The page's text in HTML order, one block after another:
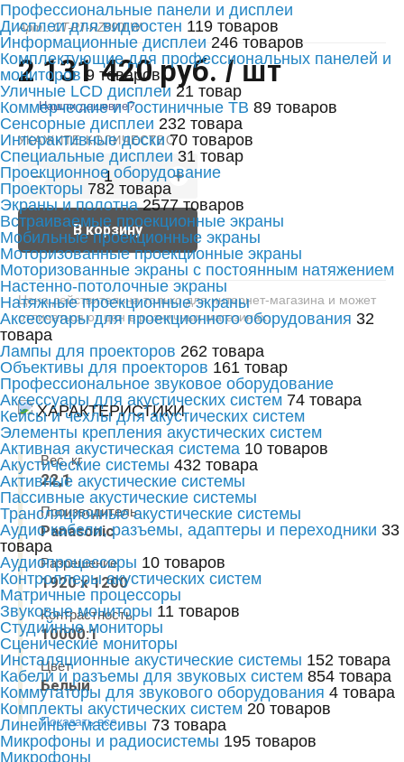
Профессиональные панели и дисплеи
Дисплеи для видеостен 119 товаров
Информационные дисплеи 246 товаров
Комплектующие для профессиональных панелей и
мониторов 9 товаров
Уличные LCD дисплеи 21 товар
Коммерческие и Гостиничные ТВ 89 товаров
Сенсорные дисплеи 232 товара
Интерактивные доски 70 товаров
Специальные дисплеи 31 товар
Проекционное оборудование
Проекторы 782 товара
Экраны и полотна 2577 товаров
Встраиваемые проекционные экраны
Мобильные проекционные экраны
Моторизованные проекционные экраны
Моторизованные экраны с постоянным натяжением
Настенно-потолочные экраны
Натяжные проекционные экраны
Аксессуары для проекционного оборудования 32
товара
Лампы для проекторов 262 товара
Объективы для проекторов 161 товар
Профессиональное звуковое оборудование
Аксессуары для акустических систем 74 товара
Кейсы и чехлы для акустических систем
Элементы крепления акустических систем
Активная акустическая система 10 товаров
Акустические системы 432 товара
Активные акустические системы
Пассивные акустические системы
Трансляционные акустические системы
Аудио кабели, разъемы, адаптеры и переходники 33
товара
Аудиопроцессоры 10 товаров
Контроллеры акустических систем
Матричные процессоры
Звуковые мониторы 11 товаров
Студийные мониторы
Сценические мониторы
Инсталяционные акустические системы 152 товара
Кабели и разъемы для звуковых систем 854 товара
Коммутаторы для звукового оборудования 4 товара
Комплекты акустических систем 20 товаров
Линейные массивы 73 товара
Микрофоны и радиосистемы 195 товаров
Микрофоны
Арт.: CT-PT-RZ990LW
2 131 420 руб./ шт
Нашли дешевле?
УКАЖИТЕ КОЛИЧЕСТВО
− +
В корзину
Цена действительна только для интернет-магазина и может
отличаться от цен в розничных магазинах.
ХАРАКТЕРИСТИКИ
Вес, кг
22,1
Производитель
Panasonic
Разрешение
1920 х 1200
Контрастность
10000:1
Цвет
Белый
Показать все